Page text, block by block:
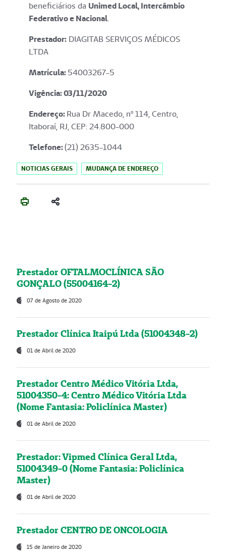
beneficiários da Unimed Local, Intercâmbio
Federativo e Nacional.
Prestador: DIAGITAB SERVIÇOS MÉDICOS
LTDA
Matrícula:54003267-5
Vigência: 03/11/2020
Endereço:Rua Dr Macedo, nº 114, Centro,
Itaboraí, RJ, CEP: 24.800-000
Telefone:(21) 2635-1044
NOTICIAS GERAIS MUDANÇA DE ENDEREÇO
Prestador OFTALMOCLÍNICA SÃO
GONÇALO (55004164-2)
07 de Agosto de 2020
Prestador Clínica Itaipú Ltda (51004348-2)
01 de Abril de 2020
Prestador Centro Médico Vitória Ltda,
51004350-4: Centro Médico Vitória Ltda
(Nome Fantasia: Policlínica Master)
01 de Abril de 2020
Prestador: Vipmed Clínica Geral Ltda,
51004349-0 (Nome Fantasia: Policlínica
Master)
01 de Abril de 2020
Prestador CENTRO DE ONCOLOGIA
15 de Janeiro de 2020